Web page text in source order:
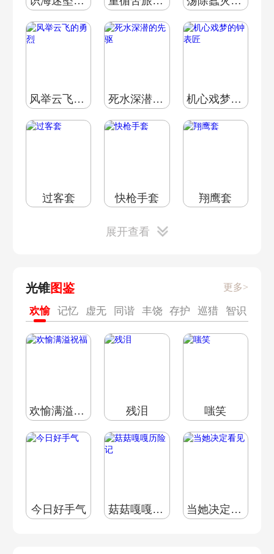
风举云飞的勇烈 死水深潜的先驱 机心戏梦的钟表匠
过客套 快枪手套 翔鹰套
猎人套
展开查看
光锥图鉴 更多>
欢愉 记忆 虚无 同谐 丰饶 存护 巡猎 智识
欢愉满溢祝福 残泪 嗤笑
今日好手气 菇菇嘎嘎历险记 当她决定看见